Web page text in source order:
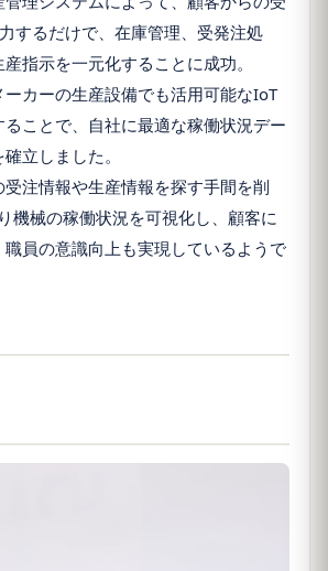
するだけで、在庫管理、受発注処
指示を一元化することに成功。
ーカーの生産設備でも活用可能なIoT
ことで、自社に最適な稼働状況デー
立しました。
注情報や生産情報を探す手間を削
機械の稼働状況を可視化し、顧客に
員の意識向上も実現しているようで